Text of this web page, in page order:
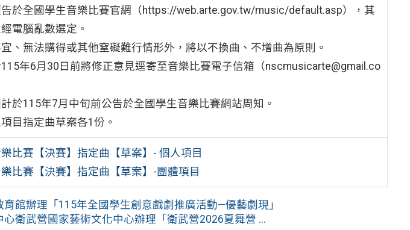
於全國學生音樂比賽官網（https://web.arte.gov.tw/music/default.asp），其
電腦亂數選定。
、無法購得或其他窒礙難行情形外，將以不換曲、不增曲為原則。
年6月30日前將修正意見逕寄至音樂比賽電子信箱（nscmusicarte@gmail.co
於115年7月中旬前公告於全國學生音樂比賽網站周知。
目指定曲草案各1份。
比賽【決賽】指定曲【草案】- 個人項目
比賽【決賽】指定曲【草案】-團體項目
育館辦理「115年全國學生創意戲劇推廣活動—優藝劇現」
心衛武營國家藝術文化中心辦理「衛武營2026夏舞營 ...